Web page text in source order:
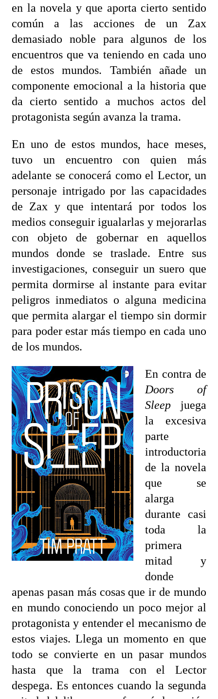
en la novela y que aporta cierto sentido
común a las acciones de un Zax
demasiado noble para algunos de los
encuentros que va teniendo en cada uno
de estos mundos. También añade un
componente emocional a la historia que
da cierto sentido a muchos actos del
protagonista según avanza la trama.
En uno de estos mundos, hace meses,
tuvo un encuentro con quien más
adelante se conocerá como el Lector, un
personaje intrigado por las capacidades
de Zax y que intentará por todos los
medios conseguir igualarlas y mejorarlas
con objeto de gobernar en aquellos
mundos donde se traslade. Entre sus
investigaciones, conseguir un suero que
permita dormirse al instante para evitar
peligros inmediatos o alguna medicina
que permita alargar el tiempo sin dormir
para poder estar más tiempo en cada uno
de los mundos.
En contra de
Doors of
Sleep juega
la excesiva
parte
introductoria
de la novela
que se
alarga
durante casi
toda la
primera
mitad y
donde
apenas pasan más cosas que ir de mundo
en mundo conociendo un poco mejor al
protagonista y entender el mecanismo de
estos viajes. Llega un momento en que
todo se convierte en un pasar mundos
hasta que la trama con el Lector
despega. Es entonces cuando la segunda